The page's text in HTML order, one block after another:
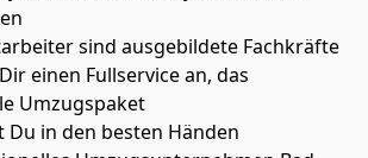
sind ausgebildete Fachkräfte
einen Fullservice an, das
Umzugspaket
Du in den besten Händen